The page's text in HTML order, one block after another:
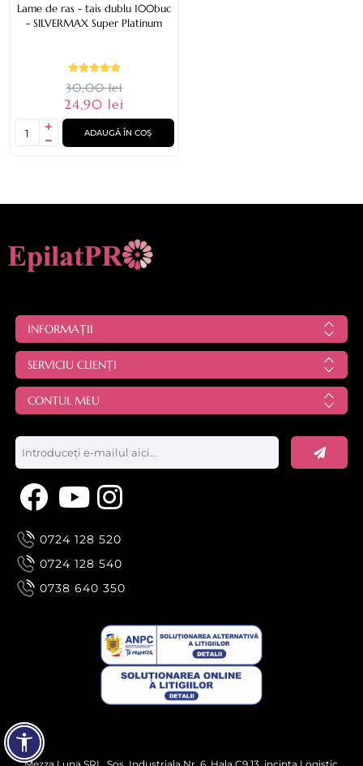
Lame de ras - tais dublu 100buc
- SILVERMAX Super Platinum
30,00 lei
24,90 lei
ADAUGĂ ÎN COȘ
INFORMAȚII
SERVICIU CLIENȚI
CONTUL MEU
0724 128 520
0724 128 540
0738 640 350